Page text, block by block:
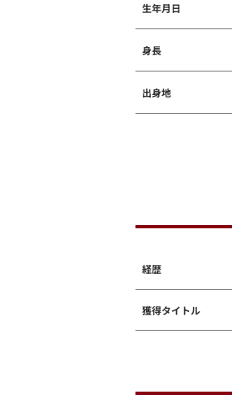
生年月日
身長
出身地
経歴
獲得タイトル